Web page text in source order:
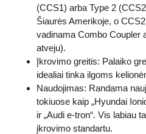
(CCS1) arba Type 2
Šiaurės Amerikoje, o
vadinama Combo Coupler
atveju).
Įkrovimo greitis: Palaiko
idealiai tinka ilgoms
Naudojimas: Randama
tokiuose kaip „Hyundai
ir „Audi e-tron“. Vis labiau
įkrovimo standartu.